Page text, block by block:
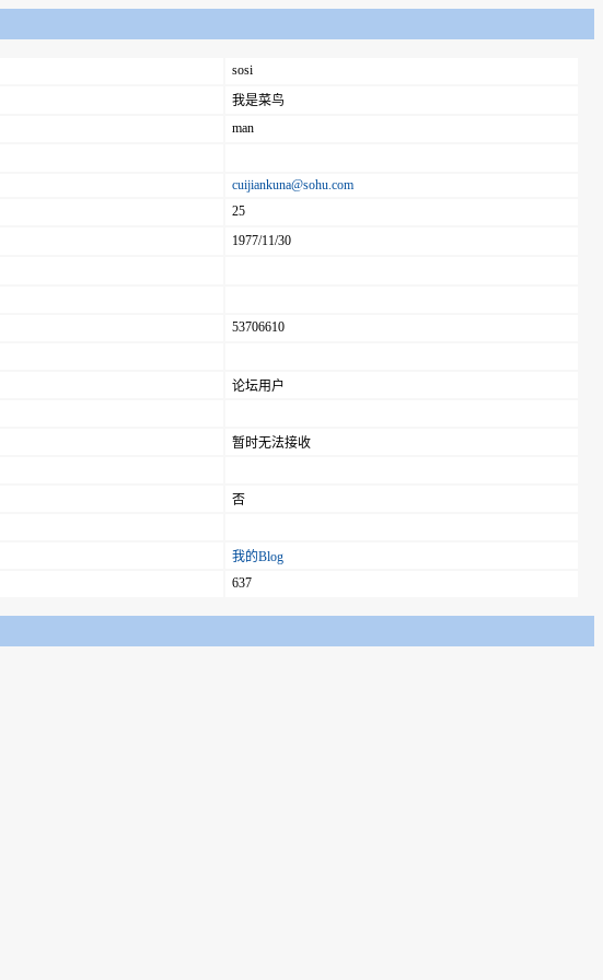
sosi
我是菜鸟
man
cuijiankuna@sohu.com
25
1977/11/30
53706610
论坛用户
暂时无法接收
否
我的Blog
637